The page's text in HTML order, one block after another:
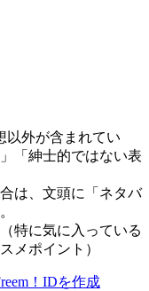
以外が含まれてい
「紳士的ではない表
は、文頭に「ネタバ
特に気に入っている
メポイント）
！IDを作成